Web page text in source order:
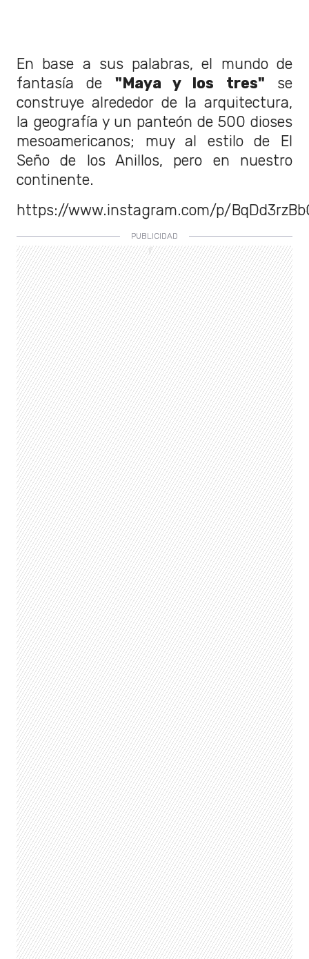
En base a sus palabras, el mundo de
fantasía de "Maya y los tres" se
construye alrededor de la arquitectura,
la geografía y un panteón de 500 dioses
mesoamericanos; muy al estilo de El
Seño de los Anillos, pero en nuestro
continente.
https://www.instagram.com/p/